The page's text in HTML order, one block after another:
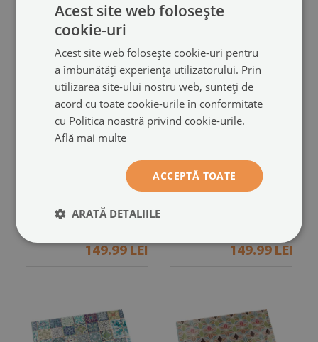
Model de piatră cu particule
149.99 LEI
dreptunghiulară
Model de piatră naturală
149.99 LEI
Acest site web folosește
cookie-uri
Acest site web folosește cookie-uri pentru
a îmbunătăți experiența utilizatorului. Prin
utilizarea site-ului nostru web, sunteți de
acord cu toate cookie-urile în conformitate
cu Politica noastră privind cookie-urile.
Află mai multe
ACCEPTĂ TOATE
ARATĂ DETALIILE